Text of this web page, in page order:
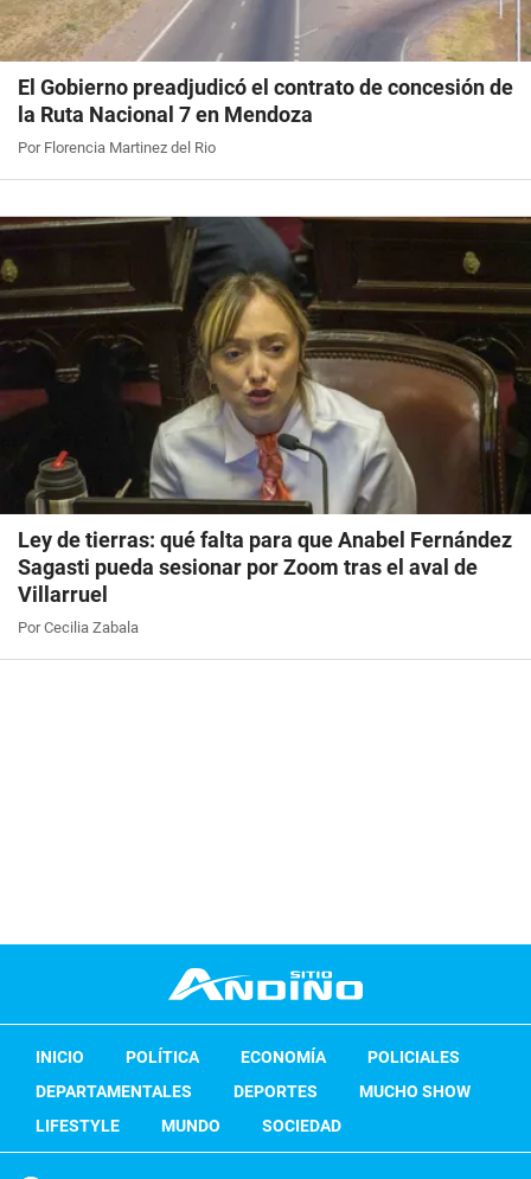
El Gobierno preadjudicó el contrato de concesión de
la Ruta Nacional 7 en Mendoza
Por Florencia Martinez del Rio
Ley de tierras: qué falta para que Anabel Fernández
Sagasti pueda sesionar por Zoom tras el aval de
Villarruel
Por Cecilia Zabala
INICIO POLÍTICA ECONOMÍA
POLICIALES
DEPARTAMENTALES
DEPORTES
MUCHO SHOW
LIFESTYLE
MUNDO SOCIEDAD